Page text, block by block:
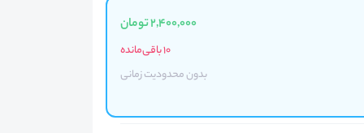
2,400,000 تومان
10 باقی‌مانده
بدون محدودیت زمانی